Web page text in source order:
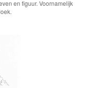
en figuur. Voornamelijk